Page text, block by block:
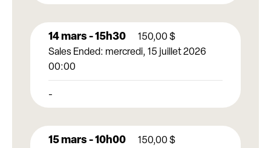
14 mars - 15h30 150,00$
Sales Ended: mercredi, 15 juillet 2026
00:00
-
15 mars - 10h00 150,00$